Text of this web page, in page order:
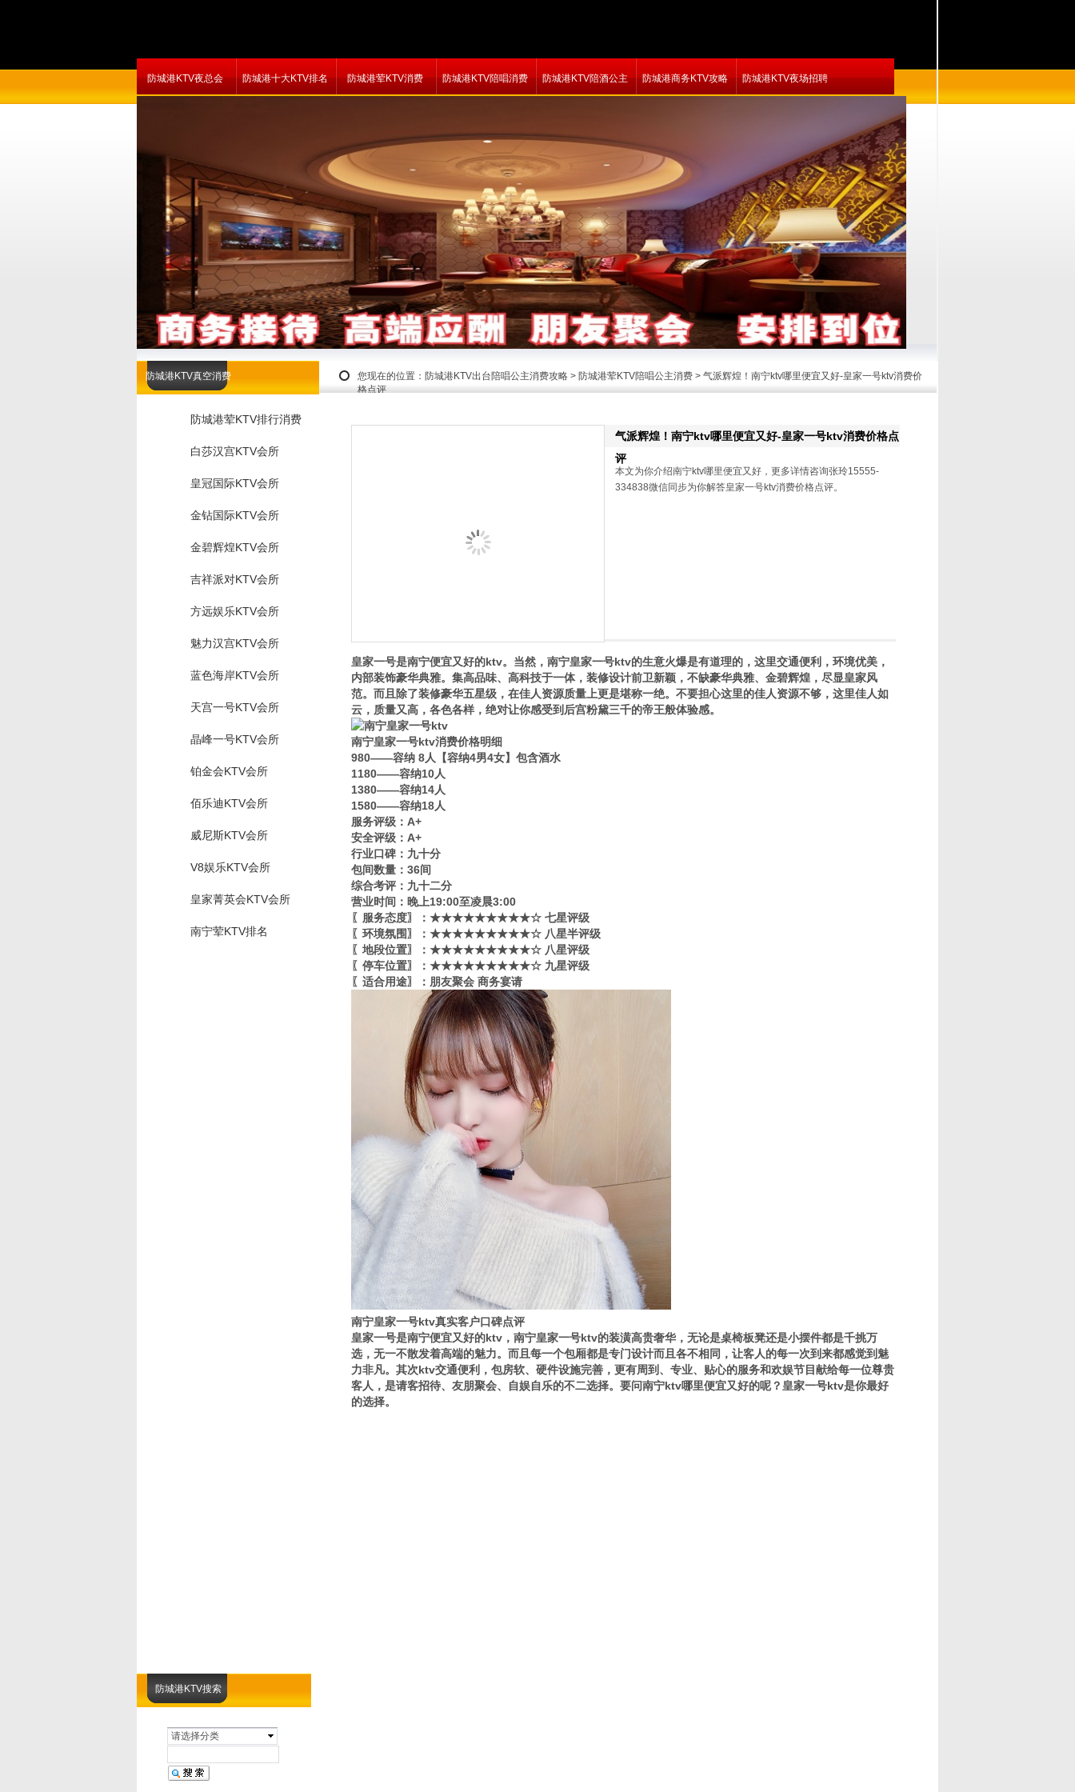
防城港KTV夜总会 防城港十大KTV排名 防城港荤KTV消费 防城港KTV陪唱消费 防城港KTV陪酒公主 防城港商务KTV攻略 防城港KTV夜场招聘
防城港KTV搜索
请选择分类
您现在的位置： 防城港KTV出台陪唱公主消费攻略 > 防城港荤KTV陪唱公主消费 > 气派辉煌！南宁ktv哪里便宜又好-皇家一号ktv消费价
格点评
防城港KTV真空消费
防城港荤KTV排行消费
白莎汉宫KTV会所
皇冠国际KTV会所
金钻国际KTV会所
金碧辉煌KTV会所
吉祥派对KTV会所
方远娱乐KTV会所
魅力汉宫KTV会所
蓝色海岸KTV会所
天宫一号KTV会所
晶峰一号KTV会所
铂金会KTV会所
佰乐迪KTV会所
威尼斯KTV会所
V8娱乐KTV会所
皇家菁英会KTV会所
南宁荤KTV排名
气派辉煌！南宁ktv哪里便宜又好-皇家一号ktv消费价格点
评
本文为你介绍南宁ktv哪里便宜又好，更多详情咨询张玲15555-
334838微信同步为你解答皇家一号ktv消费价格点评。
皇家一号是南宁便宜又好的ktv。当然，南宁皇家一号ktv的生意火爆是有道理的，这里交通便利，环境优美，
内部装饰豪华典雅。集高品味、高科技于一体，装修设计前卫新颖，不缺豪华典雅、金碧辉煌，尽显皇家风
范。而且除了装修豪华五星级，在佳人资源质量上更是堪称一绝。不要担心这里的佳人资源不够，这里佳人如
云，质量又高，各色各样，绝对让你感受到后宫粉黛三千的帝王般体验感。
南宁皇家一号ktv消费价格明细
980——容纳 8人【容纳4男4女】包含酒水
1180——容纳10人
1380——容纳14人
1580——容纳18人
服务评级：A+
安全评级：A+
行业口碑：九十分
包间数量：36间
综合考评：九十二分
营业时间：晚上19:00至凌晨3:00
〖服务态度〗：★★★★★★★★★☆ 七星评级
〖环境氛围〗：★★★★★★★★★☆ 八星半评级
〖地段位置〗：★★★★★★★★★☆ 八星评级
〖停车位置〗：★★★★★★★★★☆ 九星评级
〖适合用途〗：朋友聚会 商务宴请
南宁皇家一号ktv真实客户口碑点评
皇家一号是南宁便宜又好的ktv，南宁皇家一号ktv的装潢高贵奢华，无论是桌椅板凳还是小摆件都是千挑万
选，无一不散发着高端的魅力。而且每一个包厢都是专门设计而且各不相同，让客人的每一次到来都感觉到魅
力非凡。其次ktv交通便利，包房软、硬件设施完善，更有周到、专业、贴心的服务和欢娱节目献给每一位尊贵
客人，是请客招待、友朋聚会、自娱自乐的不二选择。要问南宁ktv哪里便宜又好的呢？皇家一号ktv是你最好
的选择。